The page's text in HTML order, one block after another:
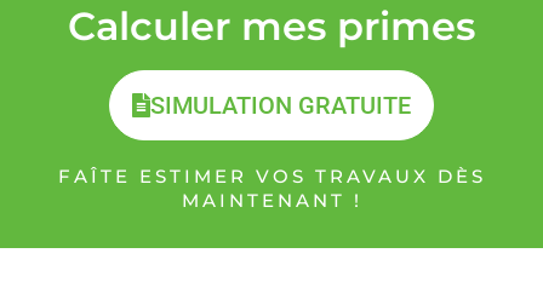
Calculer mes primes
SIMULATION GRATUITE
FAÎTE ESTIMER VOS TRAVAUX DÈS
MAINTENANT !